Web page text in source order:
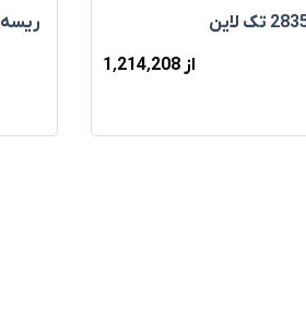
از 1٬214٬208
ريسه 5730 دو لاين